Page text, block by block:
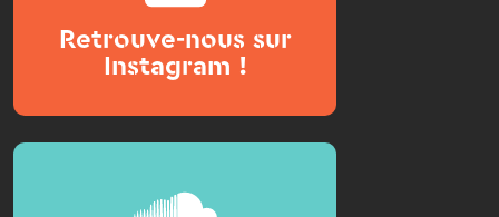
Retrouve-nous sur
Instagram !